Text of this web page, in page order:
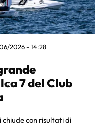
2026 - 14:28
7 del Club
chiude con risultati di